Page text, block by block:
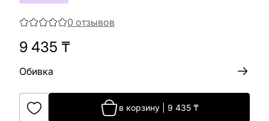
0 отзывов
9 435 ₸
Обивка
в корзину 9 435 ₸